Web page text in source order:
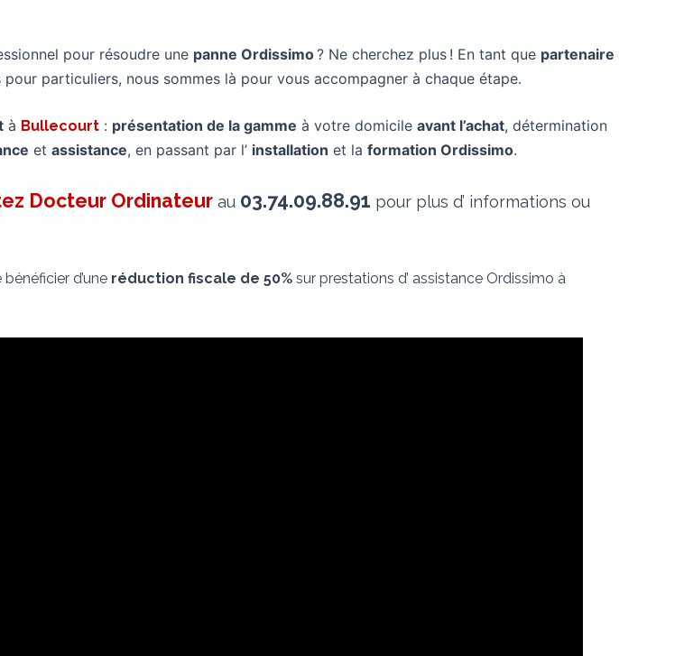
pour résoudre une panne Ordissimo? Ne cherchez plus ! En tant que partenaire
particuliers, nous sommes là pour vous accompagner à chaque étape.
à Bullecourt : présentation de la gamme à votre domicile avant l’achat, détermination
et assistance, en passant par l’ installation et la formation Ordissimo.
Docteur Ordinateur au 03.74.09.88.91 pour plus d’ informations ou
d’une réduction fiscale de 50% sur prestations d’ assistance Ordissimo à